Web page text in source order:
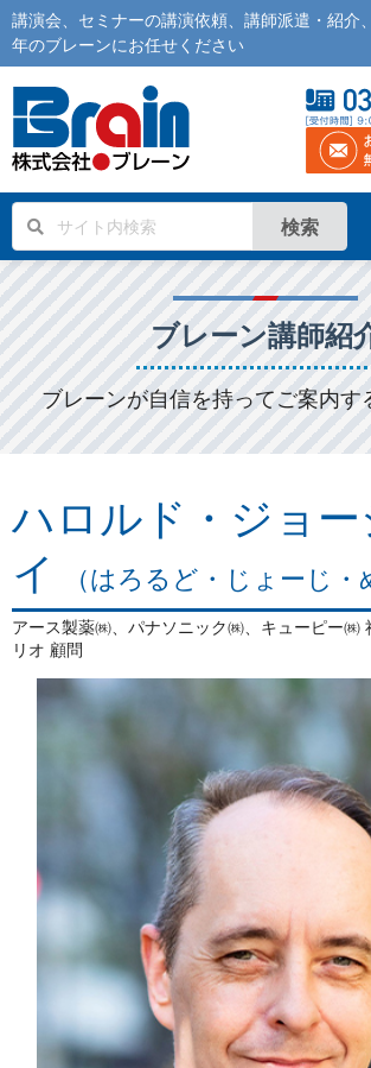
講演会 セミナーの講演依頼 講師派遣 ・紹介
年のブレーンにお任せください
検索
ブレーン講師紹
ブレーンが自信を持ってご案内す
ハロルド・ジョー
イ
（はろるど・じょーじ・
アース製薬㈱、パナソニック㈱、キューピー㈱
リオ 顧問